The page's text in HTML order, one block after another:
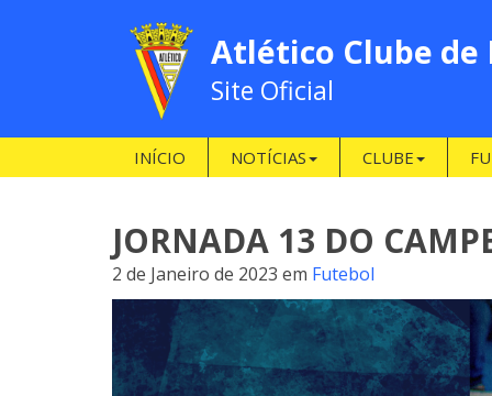
Atlético Clube de
Site Oficial
INÍCIO NOTÍCIAS CLUBE
JORNADA 13 DO
2 de Janeiro de 2023 em Futebol